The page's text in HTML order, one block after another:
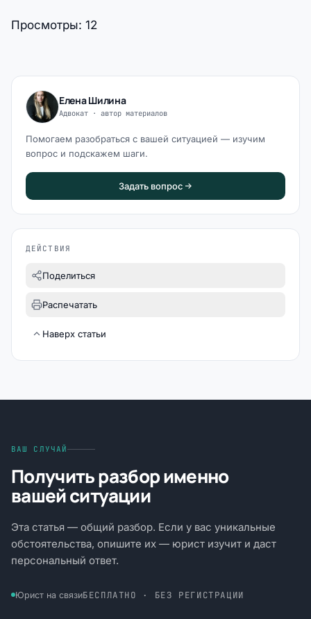
Просмотры: 12
Елена Шилина
Адвокат · автор материалов
Помогаем разобраться с вашей ситуацией — изучим
вопрос и подскажем шаги.
Задать вопрос
ДЕЙСТВИЯ
Поделиться
Распечатать
Наверх статьи
ВАШ СЛУЧАЙ
Получить разбор именно
вашей ситуации
Эта статья — общий разбор. Если у вас уникальные
обстоятельства, опишите их — юрист изучит и даст
персональный ответ.
Юрист на связиБЕСПЛАТНО · БЕЗ РЕГИСТРАЦИИ